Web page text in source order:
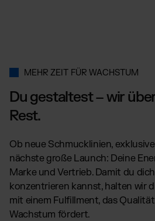
MEHR ZEIT FÜR WACHSTUM
Du gestaltest – wir
Rest.
Ob neue Schmucklinien,
nächste große Launch: Deine
Marke und Vertrieb. Damit du
konzentrieren kannst, halten wir
mit einem Fulfillment, das
Wachstum fördert.